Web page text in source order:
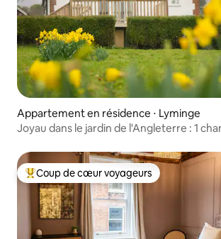
Appartement en résidence ⋅ Lyminge
Joyau dans le jardin de l'Angleterre : 1
Coups de cœur voyageurs les plus
Coup de cœur voyageurs